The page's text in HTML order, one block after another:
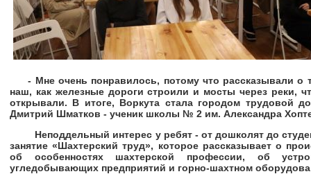
- Мне очень понравилось, потому что рассказывали о
наш, как железные дороги строили и мосты через реки,
открывали. В итоге, Воркута стала городом трудовой
Дмитрий Шматков - ученик школы № 2 им. Александра
Неподдельный интерес у ребят - от дошколят до
занятие «Шахтерский труд», которое рассказывает о
об особенностях шахтерской профессии, об
угледобывающих предприятий и горно-шахтном